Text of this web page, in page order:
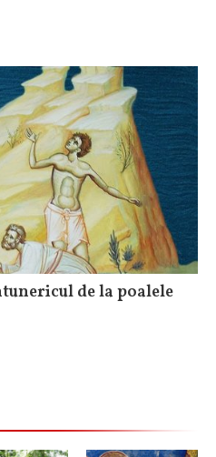
de la poalele